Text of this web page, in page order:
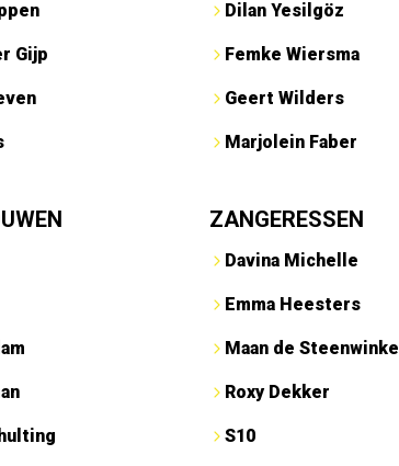
Gijp
Dilan Yesilgöz
Femke Wiersma
Geert Wilders
Marjolein Faber
ZANGERESSEN
Davina Michelle
Emma Heesters
Maan de Steenwinkel
Roxy Dekker
S10